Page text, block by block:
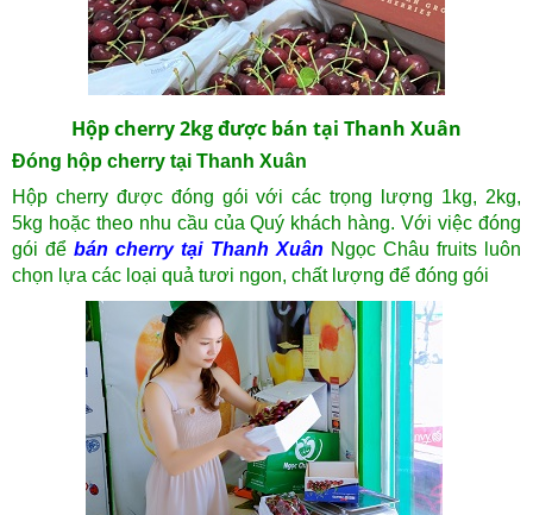
Hộp cherry 2kg được bán tại Thanh Xuân
Đóng hộp cherry tại Thanh Xuân
Hộp cherry được đóng gói với các trọng lượng 1kg, 2kg,
5kg hoặc theo nhu cầu của Quý khách hàng. Với việc đóng
gói đểbán cherry tại Thanh Xuân Ngọc Châu fruits luôn
chọn lựa các loại quả tươi ngon, chất lượng để đóng gói